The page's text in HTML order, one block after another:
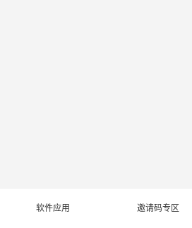
软件应用 邀请码专区